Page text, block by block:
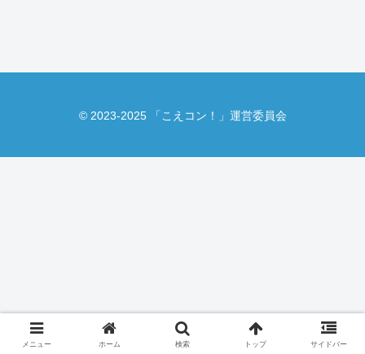
© 2023-2025 「こえコン！」運営委員会
メニュー ホーム 検索 トップ サイドバー